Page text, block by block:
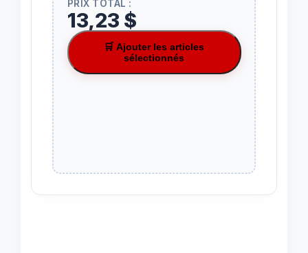
PRIX TOTAL :
13,23 $
🛒 Ajouter les articles
sélectionnés